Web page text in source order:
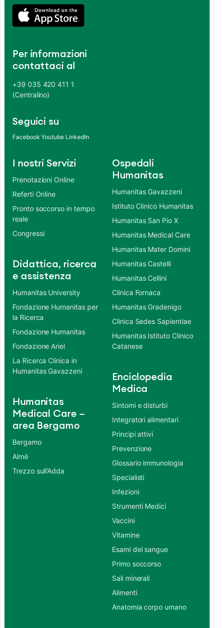
Per informazioni
contattaci al
+39 035 420 411 1
(Centralino)
Seguici su
Facebook Youtube LinkedIn
I nostri Servizi
Prenotazioni Online
Referti Online
Pronto soccorso in tempo
reale
Congressi
Didattica, ricerca
e assistenza
Humanitas University
Fondazione Humanitas per
la Ricerca
Fondazione Humanitas
Fondazione Ariel
La Ricerca Clinica in
Humanitas Gavazzeni
Humanitas
Medical Care –
area Bergamo
Bergamo
Almè
Trezzo sull’Adda
Ospedali
Humanitas
Humanitas Gavazzeni
Istituto Clinico Humanitas
Humanitas San Pio X
Humanitas Medical Care
Humanitas Mater Domini
Humanitas Castelli
Humanitas Cellini
Clinica Fornaca
Humanitas Gradenigo
Clinica Sedes Sapientiae
Humanitas Istituto Clinico
Catanese
Enciclopedia
Medica
Sintomi e disturbi
Integratori alimentari
Principi attivi
Prevenzione
Glossario immunologia
Specialisti
Infezioni
Strumenti Medici
Vaccini
Vitamine
Esami del sangue
Primo soccorso
Sali minerali
Alimenti
Anatomia corpo umano